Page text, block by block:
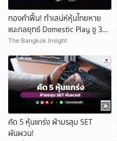
ทองคำฟื้น! ทำเสน่ห์หุ้นไทยหาย
แนะกลยุทธ์ Domestic Play ชู 3
หุ้นเด่น
The Bangkok Insight
คัด 5 หุ้นแกร่ง ฝ่ามรสุม SET
ผันผวน!